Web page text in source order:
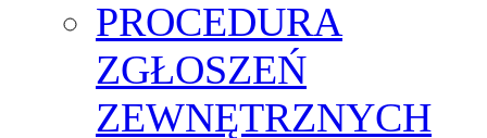
PROCEDURA
ZGŁOSZEŃ
ZEWNĘTRZNYCH